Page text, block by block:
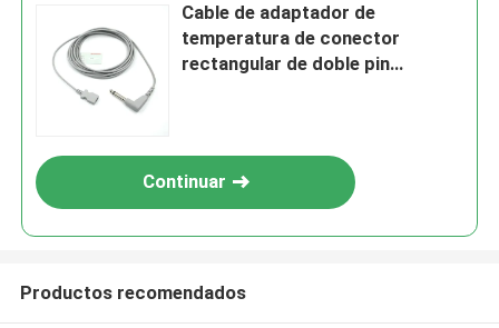
Cable de adaptador de
temperatura de conector
rectangular de doble pin
Continuar
Productos recomendados